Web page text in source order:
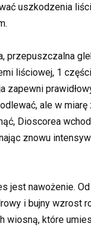
uszkodzenia
przepuszczalna
liściowej, 1
zapewni
ale w
Dioscorea
znowu
jest nawożenie.
i bujny wzrost
wiosną, które